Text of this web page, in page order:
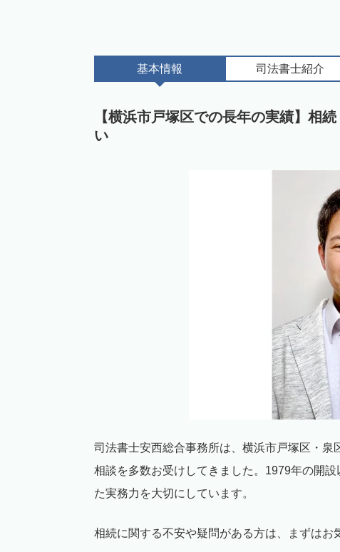
基本情報 司法書士紹介
【横浜市戸塚区での長年の実績】相
い
司法書士安西総合事務所は、横浜市戸塚区・
相談を多数お受けしてきました。1979年の開
た実務力を大切にしています。
相続に関する不安や疑問がある方は、まずはお